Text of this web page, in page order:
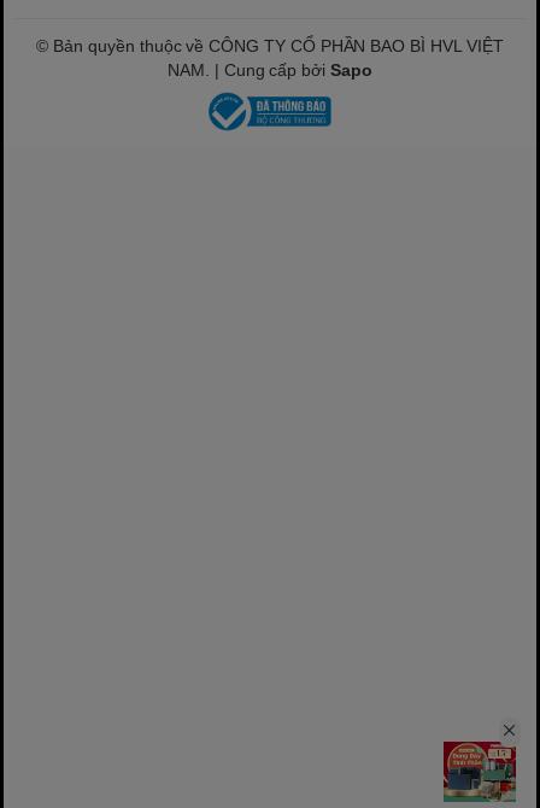
© Bản quyền thuộc về CÔNG TY CỔ PHẦN BAO BÌ HVL VIỆT
NAM. | Cung cấp bởiSapo